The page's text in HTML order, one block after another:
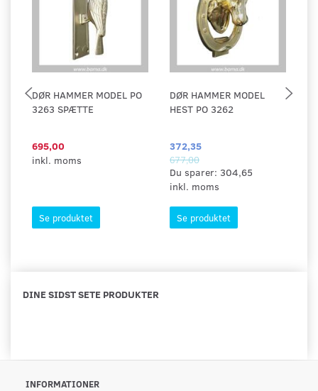
DØR HAMMER MODEL PO
3263 SPÆTTE
695,00
inkl. moms
Se produktet
DØR HAMMER MODEL
HEST PO 3262
372,35
677,00
Du sparer: 304,65
inkl. moms
Se produktet
DINE SIDST SETE PRODUKTER
INFORMATIONER